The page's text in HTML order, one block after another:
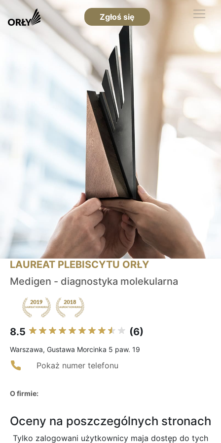
Zgłoś się
LAUREAT PLEBISCYTU ORŁY
Medigen - diagnostyka molekularna
8.5 (6)
Warszawa, Gustawa Morcinka 5 paw. 19
Pokaż numer telefonu
O firmie:
Oceny na poszczególnych stronach
Tylko zalogowani użytkownicy maja dostęp do tych